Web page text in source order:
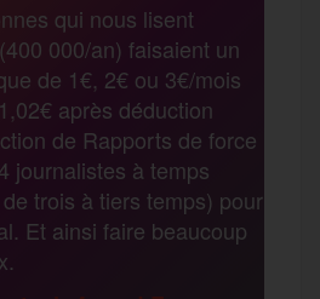
l a
g
e
m
qui nous lisent
000/an) faisaient un
de 1€, 2€ ou 3€/mois
après déduction
de Rapports de force
journalistes à temps
trois à tiers temps) pour
Et ainsi faire beaucoup